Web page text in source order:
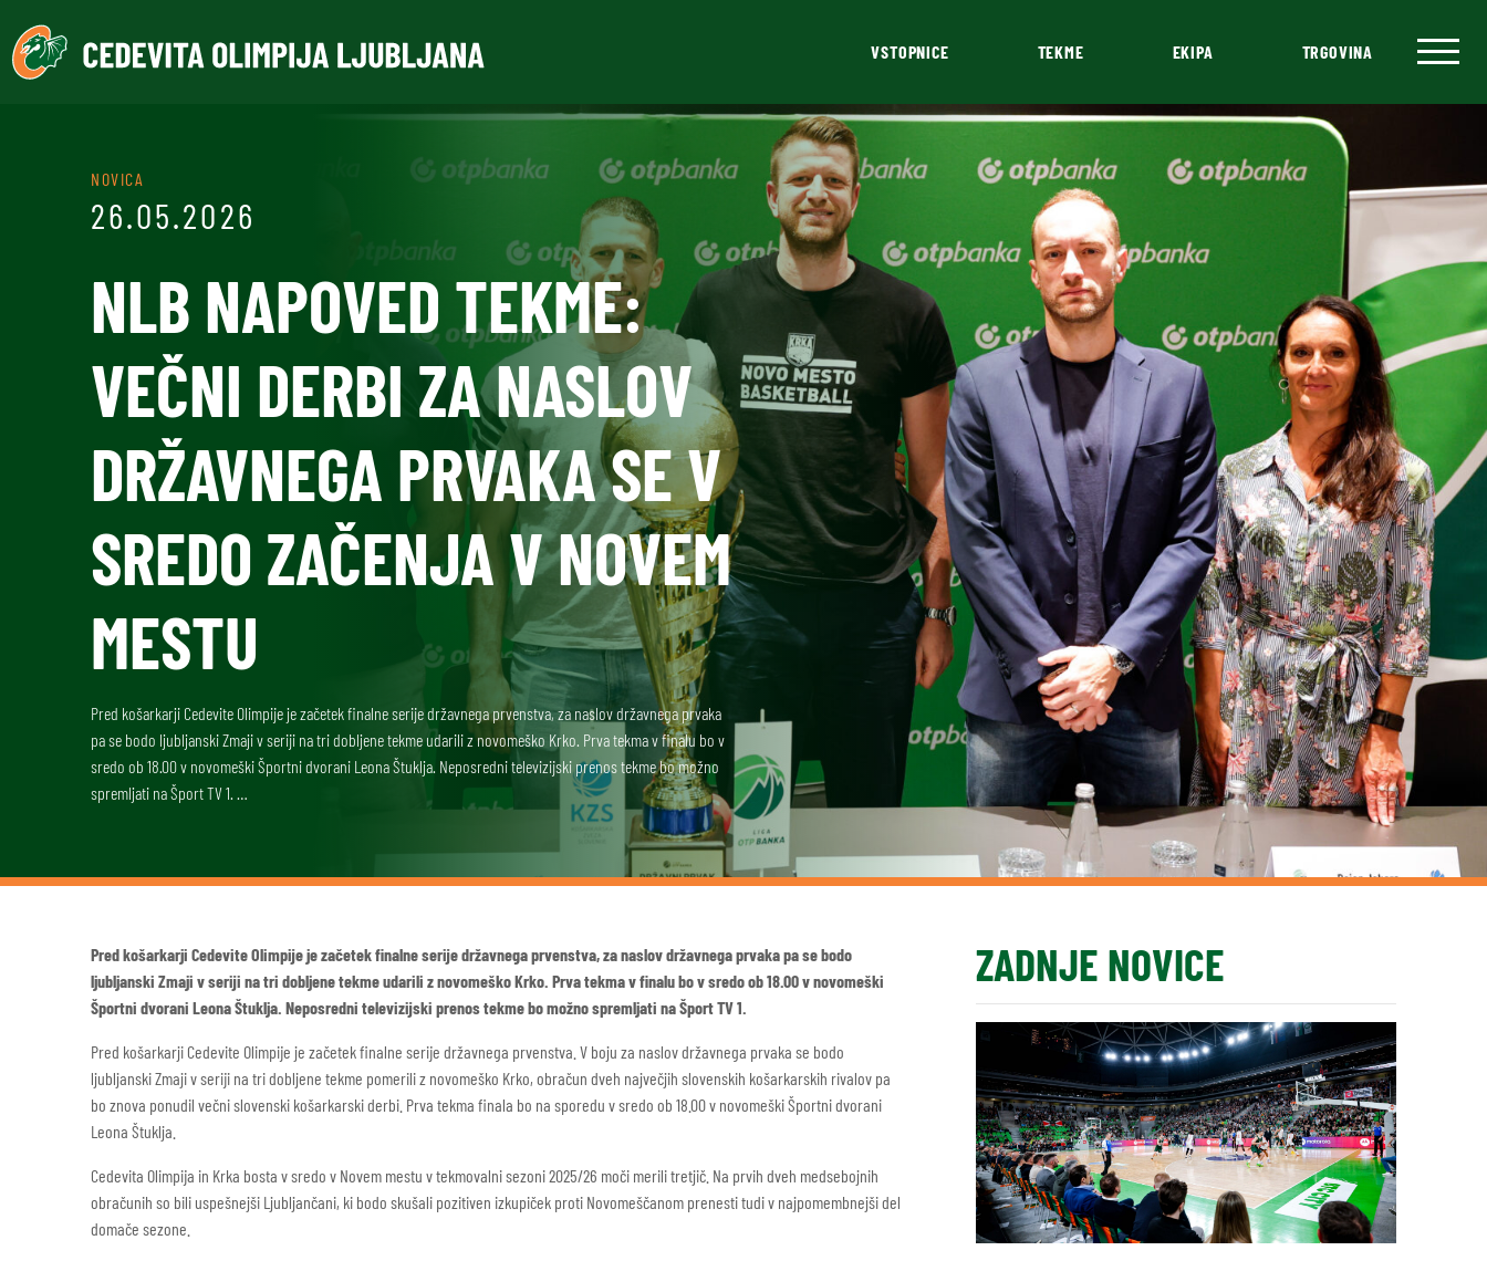
VSTOPNICE TEKME EKIPA TRGOVINA
NOVICA
26.05.2026
NLB NAPOVED TEKME:
VEČNI DERBI ZA NASLOV
DRŽAVNEGA PRVAKA SE V
SREDO ZAČENJA V NOVEM
MESTU
Pred košarkarji Cedevite Olimpije je začetek finalne serije državnega prvenstva, za naslov državnega prvaka
pa se bodo ljubljanski Zmaji v seriji na tri dobljene tekme udarili z novomeško Krko. Prva tekma v finalu bo v
sredo ob 18.00 v novomeški Športni dvorani Leona Štuklja. Neposredni televizijski prenos tekme bo možno
spremljati na Šport TV 1. …
Pred košarkarji Cedevite Olimpije je začetek finalne serije državnega prvenstva, za naslov državnega prvaka pa se bodo
ljubljanski Zmaji v seriji na tri dobljene tekme udarili z novomeško Krko. Prva tekma v finalu bo v sredo ob 18.00 v novomeški
Športni dvorani Leona Štuklja. Neposredni televizijski prenos tekme bo možno spremljati na Šport TV 1.
Pred košarkarji Cedevite Olimpije je začetek finalne serije državnega prvenstva. V boju za naslov državnega prvaka se bodo
ljubljanski Zmaji v seriji na tri dobljene tekme pomerili z novomeško Krko, obračun dveh največjih slovenskih košarkarskih rivalov pa
bo znova ponudil večni slovenski košarkarski derbi. Prva tekma finala bo na sporedu v sredo ob 18.00 v novomeški Športni dvorani
Leona Štuklja.
Cedevita Olimpija in Krka bosta v sredo v Novem mestu v tekmovalni sezoni 2025/26 moči merili tretjič. Na prvih dveh medsebojnih
obračunih so bili uspešnejši Ljubljančani, ki bodo skušali pozitiven izkupiček proti Novomeščanom prenesti tudi v najpomembnejši del
domače sezone.
ZADNJE NOVICE